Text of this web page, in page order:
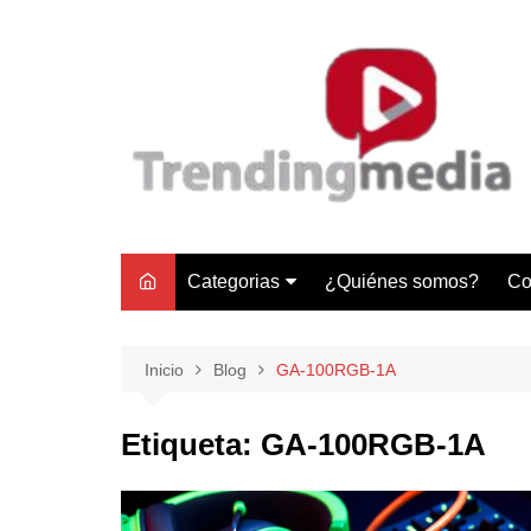
Categorias
Negocios
Lifestyle
Motores
Tecnología y Gadgets
¿Quiénes somos?
Inicio Blog GA-100RGB-1A
Etiqueta: GA-100RGB-1A